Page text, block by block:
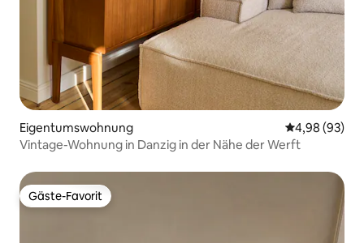
Eigentumswohnung
4,98 (93)
Vintage-Wohnung in Danzig in der Nähe der Werft
Gäste-Favorit
Gäste-Favorit